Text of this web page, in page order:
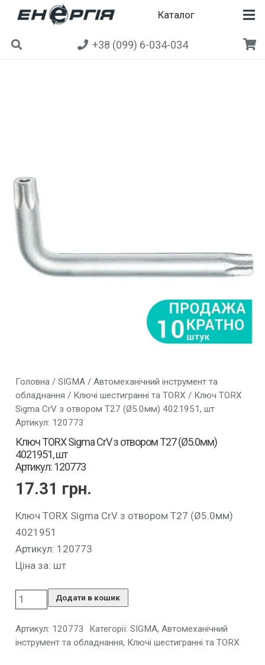
Каталог
+38 (099) 6-034-034
Головна/ SIGMA/ Автомеханічний інструмент та
обладнання / Ключі шестигранні та TORX / Ключ TORX
Sigma CrV з отвором T27 (Ø5.0мм) 4021951, шт
Артикул: 120773
Ключ TORX Sigma CrV з отвором T27 (Ø5.0мм)
4021951, шт
Артикул: 120773
17.31 грн.
Ключ TORX Sigma CrV з отвором T27 (Ø5.0мм)
4021951
Артикул: 120773
Ціна за: шт
Додати в кошик
Артикул: 120773 Категорії: SIGMA, Автомеханічний
інструмент та обладнання, Ключі шестигранні та TORX